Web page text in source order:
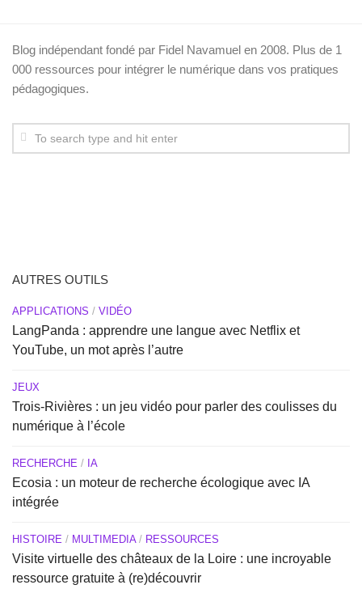
Blog indépendant fondé par Fidel Navamuel en 2008. Plus de 1
000 ressources pour intégrer le numérique dans vos pratiques
pédagogiques.
AUTRES OUTILS
APPLICATIONS / VIDÉO
LangPanda : apprendre une langue avec Netflix et
YouTube, un mot après l’autre
JEUX
Trois-Rivières : un jeu vidéo pour parler des coulisses du
numérique à l’école
RECHERCHE / IA
Ecosia : un moteur de recherche écologique avec IA
intégrée
HISTOIRE / MULTIMEDIA/ RESSOURCES
Visite virtuelle des châteaux de la Loire : une incroyable
ressource gratuite à (re)découvrir